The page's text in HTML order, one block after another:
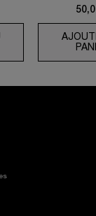
FONDANTE